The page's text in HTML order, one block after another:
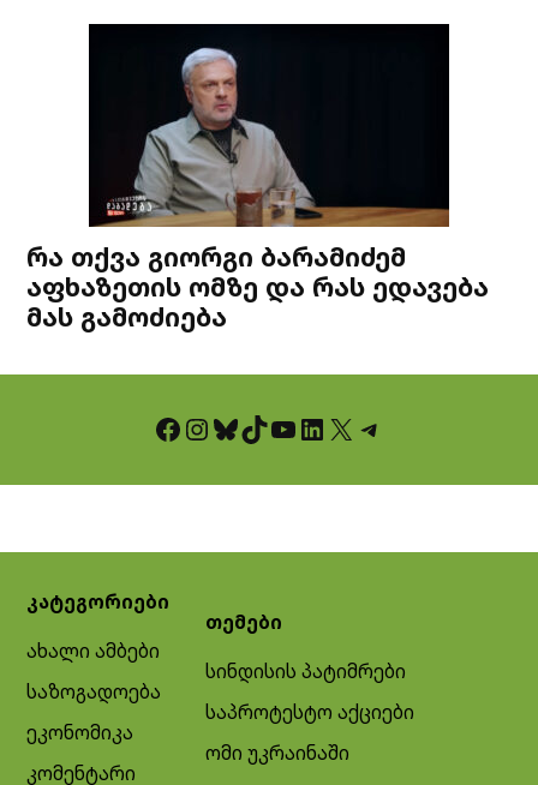
რა თქვა გიორგი ბარამიძემ
აფხაზეთის ომზე და რას ედავება
მას გამოძიება
Facebook InstagramBluesky TikTok YouTube LinkedIn X Telegram
კატეგორიები
ახალი ამბები
საზოგადოება
ეკონომიკა
კომენტარი
თემები
სინდისის პატიმრები
საპროტესტო აქციები
ომი უკრაინაში